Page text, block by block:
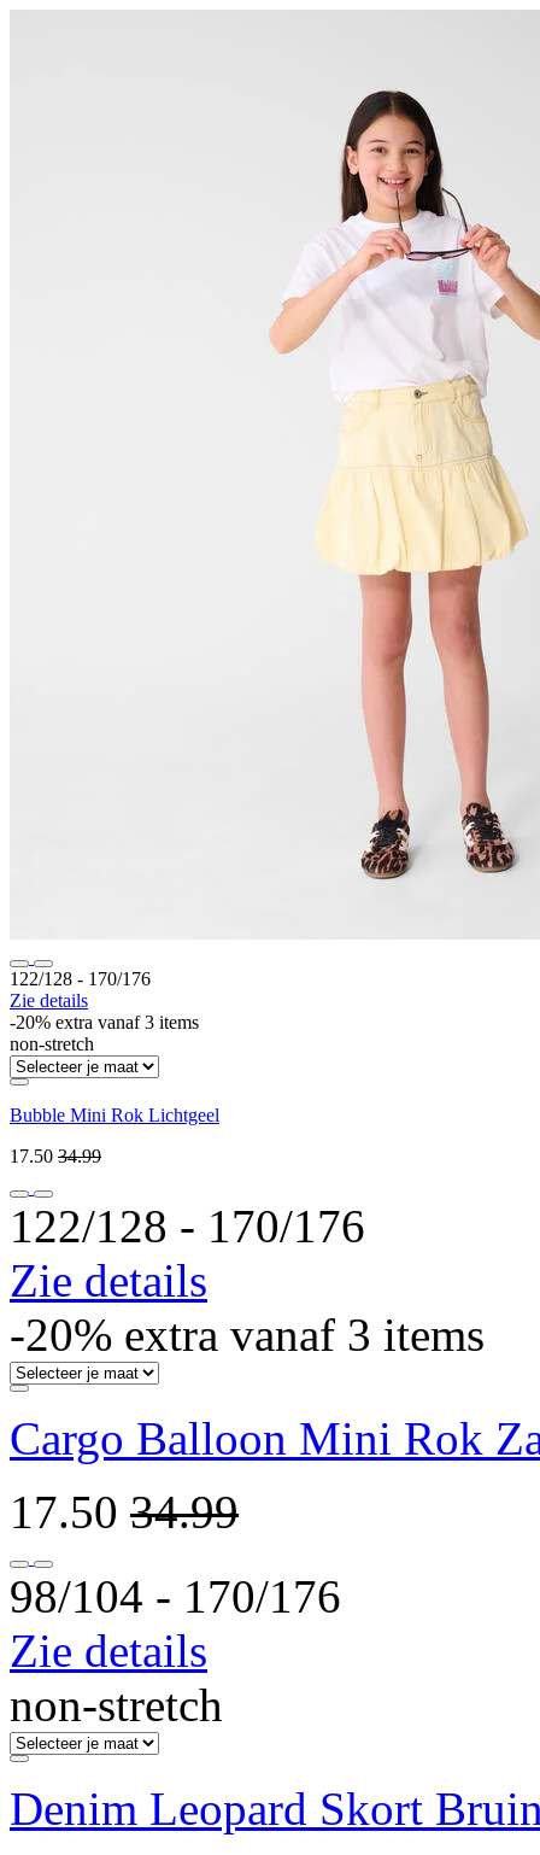
122/128 ‐ 170/176
Zie details
-20% extra vanaf 3 items
non-stretch
Bubble Mini Rok Lichtgeel
17.50 34.99
122/128 ‐ 170/176
Zie details
-20% extra vanaf 3 items
Cargo Balloon Mini Rok
17.50 34.99
98/104 ‐ 170/176
Zie details
non-stretch
Denim Leopard Skort